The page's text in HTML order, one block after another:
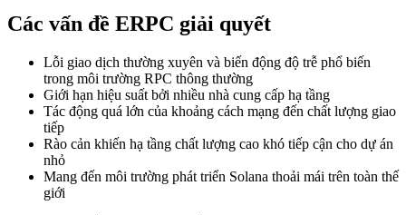
Các vấn đề ERPC giải quyết
Lỗi giao dịch thường xuyên và biến động độ trễ phổ biến
trong môi trường RPC thông thường
Giới hạn hiệu suất bởi nhiều nhà cung cấp hạ tầng
Tác động quá lớn của khoảng cách mạng đến chất lượng giao
tiếp
Rào cản khiến hạ tầng chất lượng cao khó tiếp cận cho dự án
nhỏ
Mang đến môi trường phát triển Solana thoải mái trên toàn thế
giới